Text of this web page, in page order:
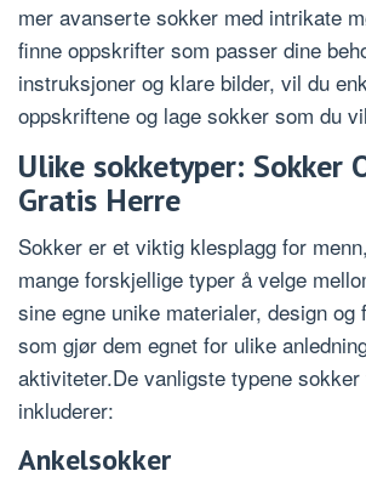
mer avanserte sokker med intrikate
finne oppskrifter som passer dine
instruksjoner og klare bilder, vil du
oppskriftene og lage sokker som du
Ulike sokketyper: Sokker
Gratis Herre
Sokker er et viktig klesplagg for
mange forskjellige typer å velge
sine egne unike materialer, design og
som gjør dem egnet for ulike
aktiviteter.De vanligste typene
inkluderer:
Ankelsokker